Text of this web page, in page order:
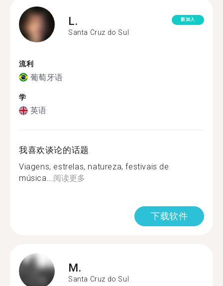
L.
Santa Cruz do Sul
新加入
流利
葡萄牙语
学
英语
我喜欢谈论的话题
Viagens, estrelas, natureza, festivais de
música...阅读更多
下载软件
M.
Santa Cruz do Sul